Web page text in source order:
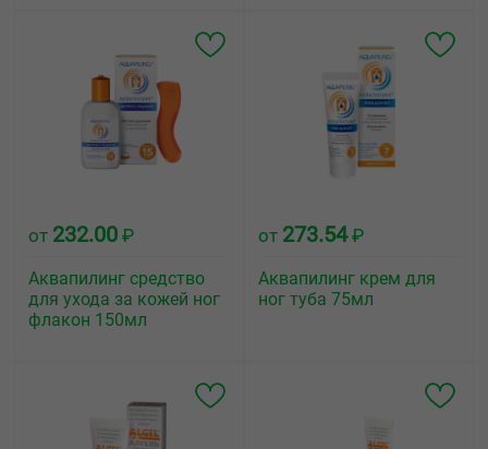
от 232.00 ₽
Аквапилинг средство
для ухода за кожей ног
флакон 150мл
от 273.54₽
Аквапилинг крем для
ног туба 75мл